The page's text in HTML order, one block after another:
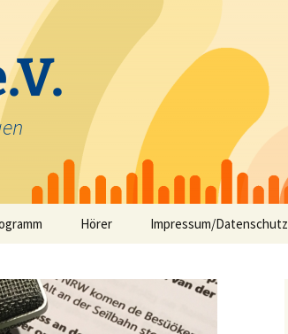
– aktuelle Mundart
im Klinikum
Hörer Impressum/Datenschutz